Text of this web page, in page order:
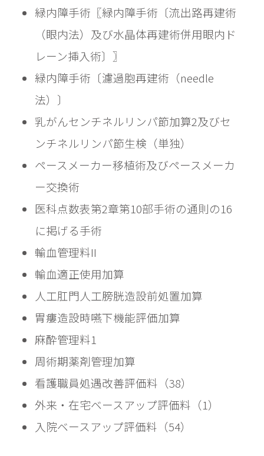
緑内障手術〖緑内障手術〔流出路再建術
（眼内法）及び水晶体再建術併用眼内ド
レーン挿入術〕〗
緑内障手術〔濾過胞再建術（needle
法）〕
乳がんセンチネルリンパ節加算2及びセ
ンチネルリンパ節生検（単独）
ペースメーカー移植術及びペースメーカ
医科点数表第2章第10部手術の通則の16
に掲げる手術
輸血管理料II
輸血適正使用加算
胃瘻造設時嚥下機能評価加算
麻酔管理料1
周術期薬剤管理加算
看護職員処遇改善評価料（38）
外来・在宅ベースアップ評価料（1）
入院ベースアップ評価料（54）